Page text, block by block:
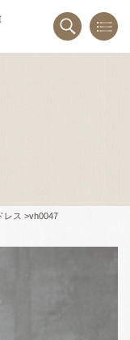
レス >vh0047